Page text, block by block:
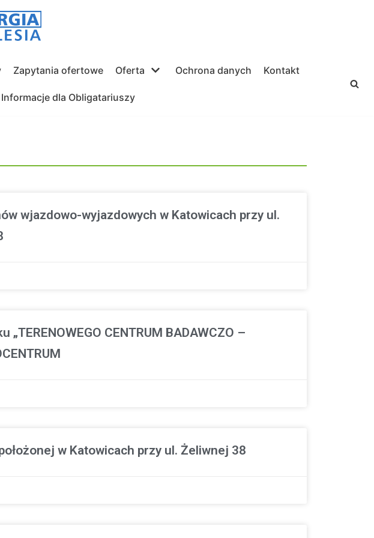
Zapytania ofertowe Oferta Ochrona danych Kontakt
Informacje dla Obligatariuszy
wjazdowo-wyjazdowych w Katowicach przy ul.
CENTRUM BADAWCZO –
w Katowicach przy ul. Żeliwnej 38